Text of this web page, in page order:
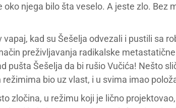
oko njega bilo šta veselo. A jeste zlo. Bez
kad su Šešelja odvezali i pustili sa
preživljavanja radikalske
pušta Šešelja da bi rušio Vučića! Nešto
bio uz vlast, i u svima imao
zločina, u režimu koji je lično